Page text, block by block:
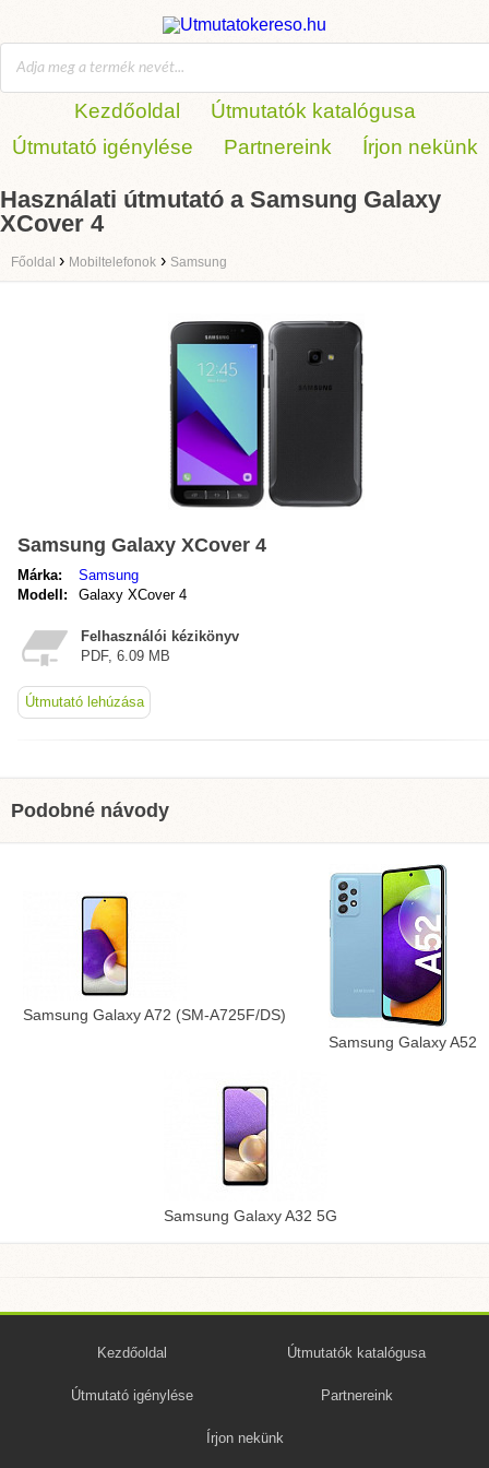
Kezdőoldal
Útmutatók katalógusa
Útmutató igénylése
Partnereink Írjon nekünk
Használati útmutató a Samsung Galaxy
XCover 4
Főoldal › Mobiltelefonok › Samsung
Samsung Galaxy XCover 4
Márka:
Samsung
Modell:
Galaxy XCover 4
Felhasználói kézikönyv
PDF, 6.09 MB
Útmutató lehúzása
Podobné návody
Samsung Galaxy A72 (SM-A725F/DS)
Samsung Galaxy A52
Samsung Galaxy A32 5G
Kezdőoldal Útmutatók katalógusa
Útmutató igénylése Partnereink
Írjon nekünk